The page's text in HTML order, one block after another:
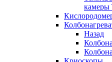
камеры
Назад